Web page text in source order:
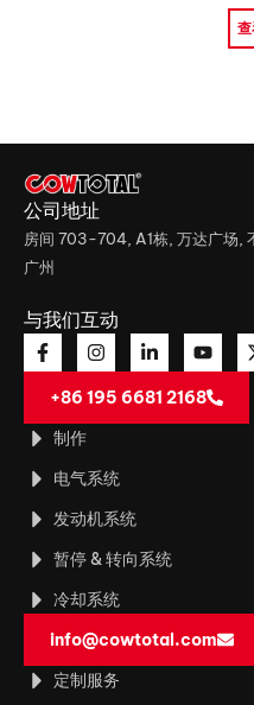
公司地址
房间 703-704, A1栋, 万达广场,
广州
与我们互动
+86 195 6681 2168
制作
电气系统
发动机系统
暂停 & 转向系统
冷却系统
info@cowtotal.com
定制服务